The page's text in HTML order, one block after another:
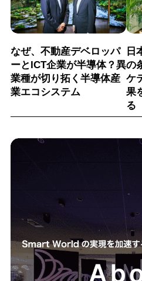
なぜ、不動産デベロッパ
ーとICT企業が半導体？異
業種が切り拓く半導体産
業エコシステム
日
の
ケ
果
る